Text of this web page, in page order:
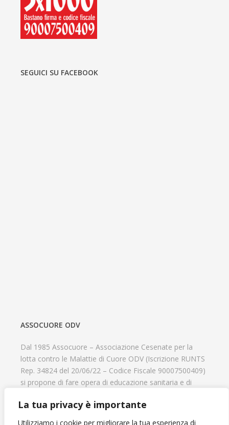
La tua privacy è importante
Utilizziamo i cookie per migliorare la tua esperienza di
SEGUICI SU FACEBOOK
ASSOCUORE ODV
Dal 1985 Assocuore – Associazione Cesenate per la
lotta contro le Malattie di Cuore ODV (Iscrizione RUNTS
Rep. 34824 del 20/06/22 – Codice Fiscale 90007500409)
si propone di fare opera di educazione sanitaria e di
psicofisico di tutti coloro che hanno un problema